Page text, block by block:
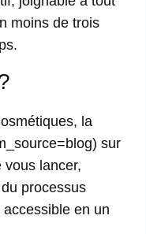
moins de trois
la
sur
vous lancer,
processus
en un